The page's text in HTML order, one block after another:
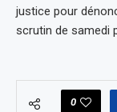
justice pour
scrutin de samedi
0